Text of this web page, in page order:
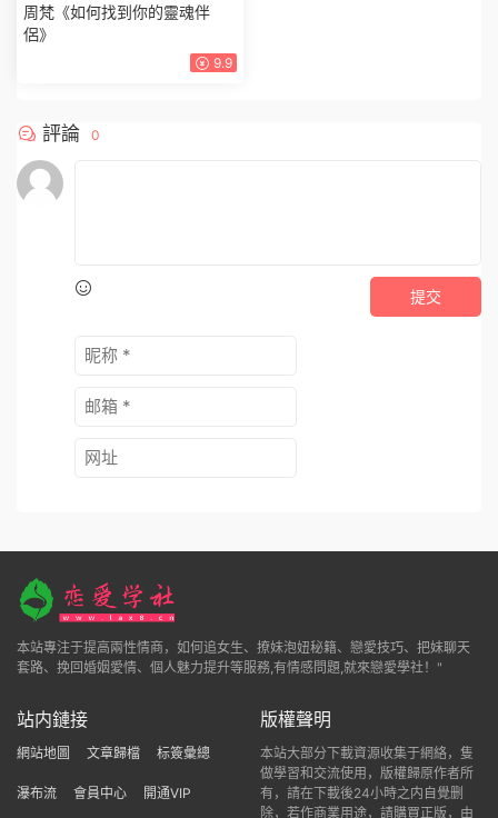
周梵《如何找到你的靈魂伴
侶》
9.9
評論 0
提交
本站專注于提高兩性情商，如何追女生、撩妹泡妞秘籍、戀愛技巧、把妹聊天
套路、挽回婚姻愛情、個人魅力提升等服務,有情感問題,就來戀愛學社！"
站内鏈接
網站地圖 文章歸檔 标簽彙總
瀑布流 會員中心 開通VIP
版權聲明
本站大部分下載資源收集于網絡，隻
做學習和交流使用，版權歸原作者所
有，請在下載後24小時之内自覺删
除，若作商業用途，請購買正版，由